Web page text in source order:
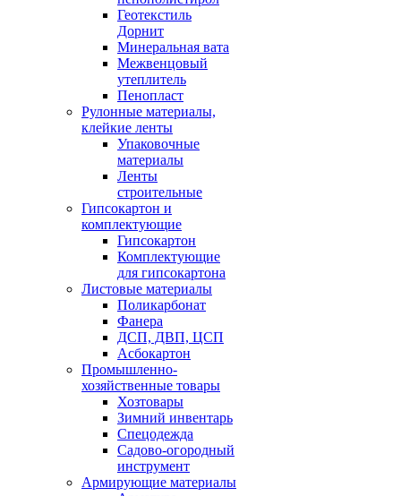
Геотекстиль
Дорнит
Минеральная вата
Межвенцовый
утеплитель
Пенопласт
Рулонные материалы,
клейкие ленты
Упаковочные
материалы
Ленты
строительные
Гипсокартон и
комплектующие
Гипсокартон
Комплектующие
для гипсокартона
Листовые материалы
Поликарбонат
Фанера
ДСП, ДВП, ЦСП
Асбокартон
Промышленно-
хозяйственные товары
Хозтовары
Зимний инвентарь
Спецодежда
Садово-огородный
инструмент
Армирующие материалы